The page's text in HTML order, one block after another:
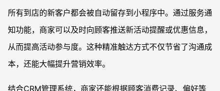
所有到店的新客户都会被自动留存到小程序中。通过服务通
知功能，商家可以及时向顾客推送新活动提醒或优惠信息，
从而提高活动参与度。这种精准触达方式不仅节省了沟通成
本，还能大幅提升营销效率。
结合CRM管理系统，商家还能根据顾客消费记录、偏好等